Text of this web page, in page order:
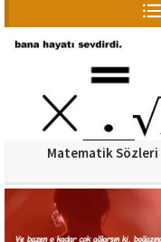
Matematik Sözleri